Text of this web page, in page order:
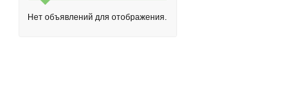
Нет объявлений для отображения.